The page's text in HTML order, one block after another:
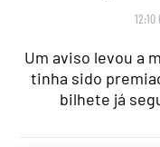
Um aviso levou a
tinha sido
bilhete já